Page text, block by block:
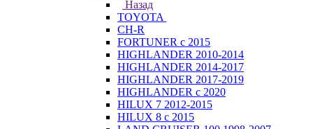
Назад
TOYOTA
CH-R
FORTUNER с 2015
HIGHLANDER 2010-2014
HIGHLANDER 2014-2017
HIGHLANDER 2017-2019
HIGHLANDER с 2020
HILUX 7 2012-2015
HILUX 8 с 2015